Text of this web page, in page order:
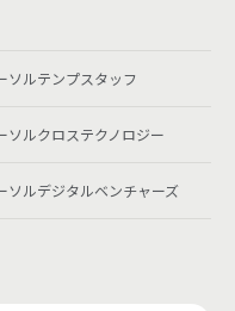
ソルテンプスタッフ
ソルクロステクノロジー
ソルデジタルベンチャーズ